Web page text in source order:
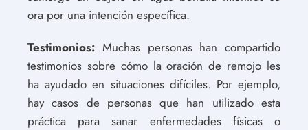
ora por una intención específica.
Testimonios: Muchas personas han compartido
testimonios sobre cómo la oración de remojo les
ha ayudado en situaciones difíciles. Por ejemplo,
hay casos de personas que han utilizado esta
práctica para sanar enfermedades físicas o